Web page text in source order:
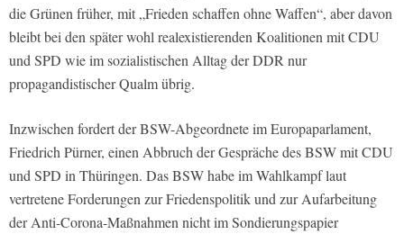
die Grünen früher, mit „Frieden schaffen ohne Waffen“, aber davon
bleibt bei den später wohl realexistierenden Koalitionen mit CDU
und SPD wie im sozialistischen Alltag der DDR nur
propagandistischer Qualm übrig.
Inzwischen fordert der BSW-Abgeordnete im Europaparlament,
Friedrich Pürner, einen Abbruch der Gespräche des BSW mit CDU
und SPD in Thüringen. Das BSW habe im Wahlkampf laut
vertretene Forderungen zur Friedenspolitik und zur Aufarbeitung
der Anti-Corona-Maßnahmen nicht im Sondierungspapier